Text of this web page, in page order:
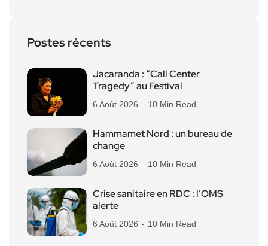
Postes récents
Jacaranda : “Call Center
Tragedy” au Festival
6 Août 2026 10 Min Read
Hammamet Nord : un bureau de
change
6 Août 2026 10 Min Read
Crise sanitaire en RDC : l’OMS
alerte
6 Août 2026 10 Min Read